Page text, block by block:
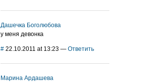
Дашечка Боголюбова
у меня девонка
# 22.10.2011 at 13:23 — Ответить
Марина Ардашева